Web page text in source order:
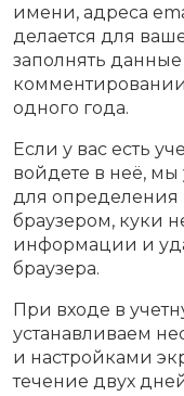
имени, адреса
делается для
заполнять
одного года.
Если у вас есть
войдете в неё,
для
браузером, куки
информации и
браузера.
При входе в
устанавливаем
и настройками
течение двух